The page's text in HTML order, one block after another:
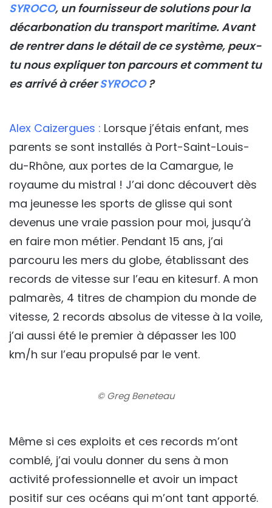
SYROCO, un fournisseur de solutions pour la
décarbonation du transport maritime. Avant
de rentrer dans le détail de ce système, peux-
tu nous expliquer ton parcours et comment tu
es arrivé à créerSYROCO?
Alex Caizergues : Lorsque j’étais enfant, mes
parents se sont installés à Port-Saint-Louis-
du-Rhône, aux portes de la Camargue, le
royaume du mistral ! J’ai donc découvert dès
ma jeunesse les sports de glisse qui sont
devenus une vraie passion pour moi, jusqu’à
en faire mon métier. Pendant 15 ans, j’ai
parcouru les mers du globe, établissant des
records de vitesse sur l’eau en kitesurf. A mon
palmarès, 4 titres de champion du monde de
vitesse, 2 records absolus de vitesse à la voile,
j’ai aussi été le premier à dépasser les 100
km/h sur l’eau propulsé par le vent.
© Greg Beneteau
Même si ces exploits et ces records m’ont
comblé, j’ai voulu donner du sens à mon
activité professionnelle et avoir un impact
positif sur ces océans qui m’ont tant apporté.